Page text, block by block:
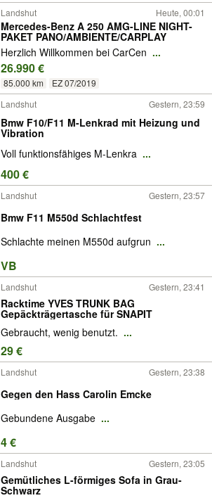
Landshut Heute, 00:01
Mercedes-Benz A 250 AMG-LINE NIGHT-
PAKET PANO/AMBIENTE/CARPLAY
Herzlich Willkommen bei CarCen ...
26.990 €
85.000 km EZ 07/2019
Landshut Gestern, 23:59
Bmw F10/F11 M-Lenkrad mit Heizung und
Vibration
Voll funktionsfähiges M-Lenkra ...
400 €
Landshut Gestern, 23:57
Bmw F11 M550d Schlachtfest
Schlachte meinen M550d aufgrun ...
VB
Landshut Gestern, 23:41
Racktime YVES TRUNK BAG
Gepäckträgertasche für SNAPIT
Gebraucht, wenig benutzt. ...
29 €
Landshut Gestern, 23:38
Gegen den Hass Carolin Emcke
Gebundene Ausgabe ...
4 €
Landshut Gestern, 23:05
Gemütliches L-förmiges Sofa in Grau-
Schwarz